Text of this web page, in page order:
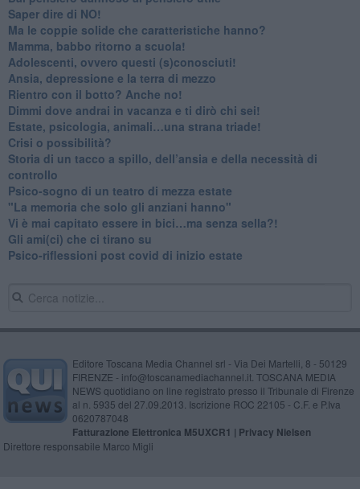
​Saper dire di NO!
​Ma le coppie solide che caratteristiche hanno?
​Mamma, babbo ritorno a scuola!
Adolescenti, ovvero questi (s)conosciuti!
Ansia, depressione e la terra di mezzo
​Rientro con il botto? Anche no!
Dimmi dove andrai in vacanza e ti dirò chi sei!
​Estate, psicologia, animali…una strana triade!
​Crisi o possibilità?
​Storia di un tacco a spillo, dell’ansia e della necessità di
controllo
​Psico-sogno di un teatro di mezza estate
"La memoria che solo gli anziani hanno"
​Vi è mai capitato essere in bici…ma senza sella?!
​Gli ami(ci) che ci tirano su
Psico-riflessioni post covid di inizio estate
Editore Toscana Media Channel srl - Via Dei Martelli, 8 - 50129
FIRENZE - info@toscanamediachannel.it. TOSCANA MEDIA
NEWS quotidiano on line registrato presso il Tribunale di Firenze
al n. 5935 del 27.09.2013. Iscrizione ROC 22105 - C.F. e P.Iva
0620787048
Fatturazione Elettronica M5UXCR1 | Privacy Nielsen
Direttore responsabile Marco Migli